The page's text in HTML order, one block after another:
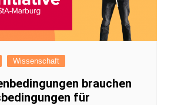
Wissenschaft
brauchen
für